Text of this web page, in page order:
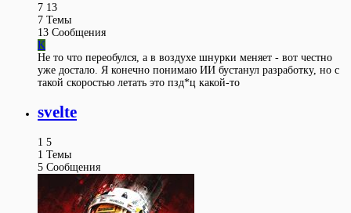
7 13
7 Темы
13 Сообщения
K
Не то что переобулся, а в воздухе шнурки меняет - вот честно
уже достало. Я конечно понимаю ИИ бустанул разработку, но с
такой скоростью летать это пзд*ц какой-то
svelte
1 5
1 Темы
5 Сообщения